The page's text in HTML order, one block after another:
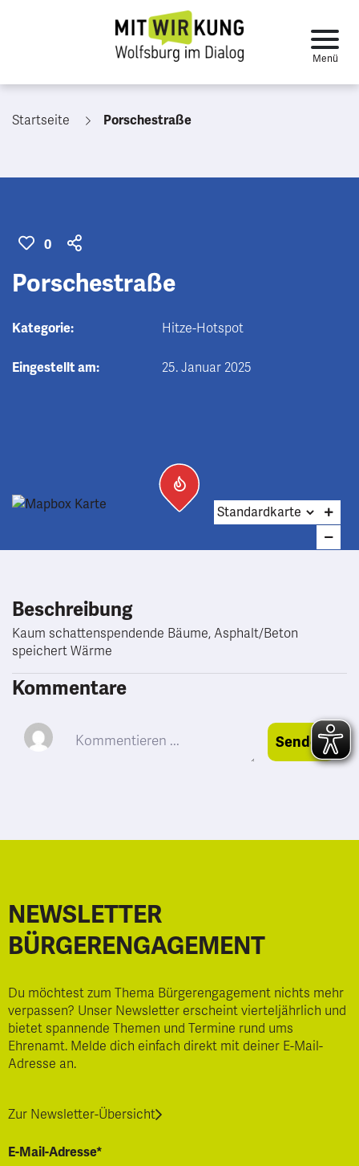
Startseite Porschestraße
0
Porschestraße
Kategorie: Hitze-Hotspot
Eingestellt am: 25. Januar 2025
Beschreibung
Kaum schattenspendende Bäume, Asphalt/Beton
speichert Wärme
Kommentare
Senden
NEWSLETTER
BÜRGERENGAGEMENT
Du möchtest zum Thema Bürgerengagement nichts mehr
verpassen? Unser Newsletter erscheint vierteljährlich und
bietet spannende Themen und Termine rund ums
Ehrenamt. Melde dich einfach direkt mit deiner E-Mail-
Adresse an.
Zur Newsletter-Übersicht
E-Mail-Adresse*